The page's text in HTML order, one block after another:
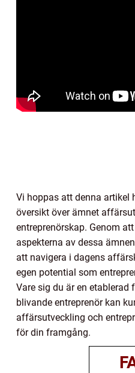
Vi hoppas att denna artikel
översikt över ämnet
entreprenörskap. Genom
aspekterna av dessa
att navigera i dagens
egen potential som
Vare sig du är en etablerad
blivande entreprenör kan
affärsutveckling och
för din framgång.